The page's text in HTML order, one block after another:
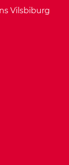
Vilsbiburg